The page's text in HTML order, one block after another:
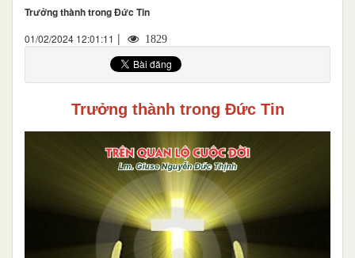
Trưởng thành trong Đức Tin
01/02/2024 12:01:11 | 1829
Trưởng thành trong Đức Tin